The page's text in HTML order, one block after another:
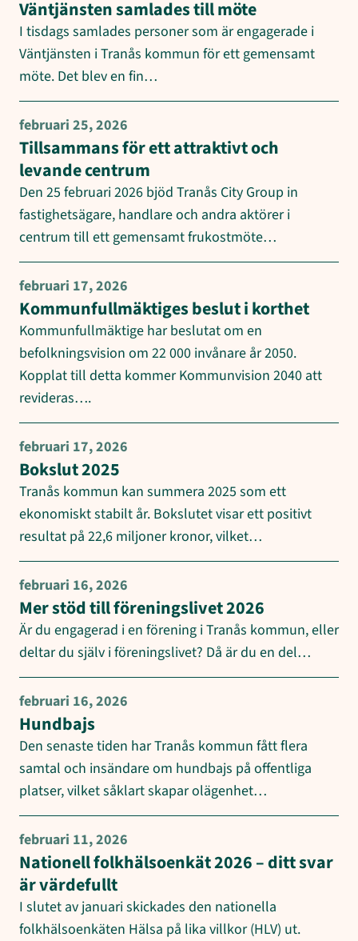
Väntjänsten samlades till möte
I tisdags samlades personer som är engagerade i
Väntjänsten i Tranås kommun för ett gemensamt
möte. Det blev en fin…
februari 25, 2026
Tillsammans för ett attraktivt och
levande centrum
Den 25 februari 2026 bjöd Tranås City Group in
fastighetsägare, handlare och andra aktörer i
centrum till ett gemensamt frukostmöte…
februari 17, 2026
Kommunfullmäktiges beslut i korthet
Kommunfullmäktige har beslutat om en
befolkningsvision om 22 000 invånare år 2050.
Kopplat till detta kommer Kommunvision 2040 att
revideras….
februari 17, 2026
Bokslut 2025
Tranås kommun kan summera 2025 som ett
ekonomiskt stabilt år. Bokslutet visar ett positivt
resultat på 22,6 miljoner kronor, vilket…
februari 16, 2026
Mer stöd till föreningslivet 2026
Är du engagerad i en förening i Tranås kommun, eller
deltar du själv i föreningslivet? Då är du en del…
februari 16, 2026
Hundbajs
Den senaste tiden har Tranås kommun fått flera
samtal och insändare om hundbajs på offentliga
platser, vilket såklart skapar olägenhet…
februari 11, 2026
Nationell folkhälsoenkät 2026 – ditt svar
är värdefullt
I slutet av januari skickades den nationella
folkhälsoenkäten Hälsa på lika villkor (HLV) ut.